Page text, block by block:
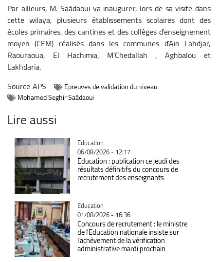
Par ailleurs, M. Saâdaoui va inaugurer, lors de sa visite dans
cette wilaya, plusieurs établissements scolaires dont des
écoles primaires, des cantines et des collèges d’enseignement
moyen (CEM) réalisés dans les communes d’Ain Lahdjar,
Raouraoua, El Hachimia, M’Chedallah , Aghbalou et
Lakhdaria.
SourceAPS
Epreuves de validation du niveau
Mohamed Seghir Saâdaoui
Lire aussi
Catégorie
Education
06/08/2026 - 12:17
Éducation : publication ce jeudi des
résultats définitifs du concours de
recrutement des enseignants
Catégorie
Education
01/08/2026 - 16:36
Concours de recrutement : le ministre
de l'Education nationale insiste sur
l'achèvement de la vérification
administrative mardi prochain